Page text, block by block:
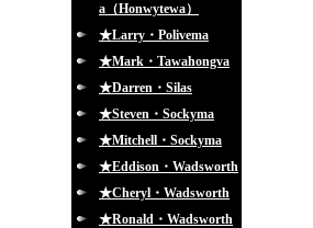
a（Honwytewa）
★Larry・Polivema
★Mark・Tawahongva
★Darren・Silas
★Steven・Sockyma
★Mitchell・Sockyma
★Eddison・Wadsworth
★Cheryl・Wadsworth
★Ronald・Wadsworth